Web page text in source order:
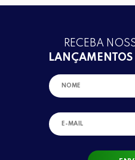
RECEBA